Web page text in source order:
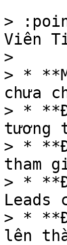
>
Viên
>
> *
chưa
> *
tương
> *
tham
> *
Leads
> *
lên